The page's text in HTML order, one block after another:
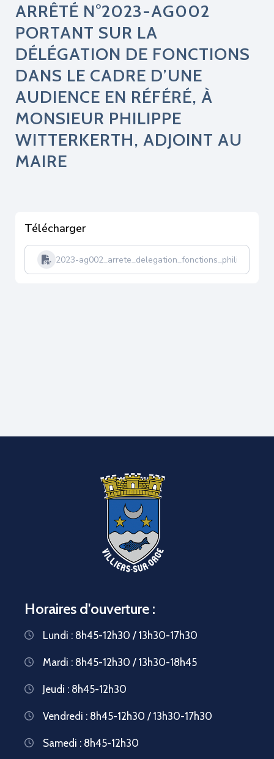
ARRÊTÉ N°2023-AG002
PORTANT SUR LA
DÉLÉGATION DE FONCTIONS
DANS LE CADRE D’UNE
AUDIENCE EN RÉFÉRÉ, À
MONSIEUR PHILIPPE
WITTERKERTH, ADJOINT AU
MAIRE
Télécharger
2023-
Horaires d'ouverture :
Lundi : 8h45-12h30 / 13h30-17h30
Mardi : 8h45-12h30 / 13h30-18h45
Jeudi : 8h45-12h30
Vendredi : 8h45-12h30 / 13h30-17h30
Samedi : 8h45-12h30